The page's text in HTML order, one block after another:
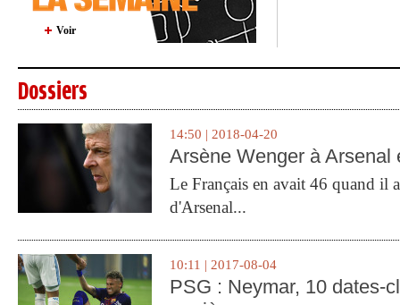
Voir
Dossiers
14:50 | 2018-04-20
Arsène Wenger à Arsenal
Le Français en avait 46 quand il
d'Arsenal...
10:11 | 2017-08-04
PSG : Neymar, 10 dates-